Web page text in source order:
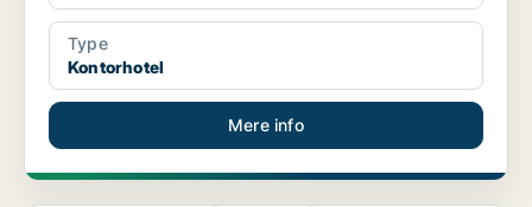
Type
Kontorhotel
Mere info